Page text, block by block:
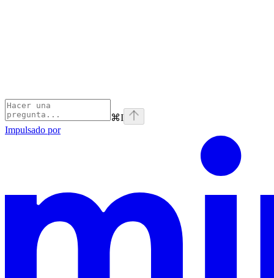
⌘I
Impulsado por